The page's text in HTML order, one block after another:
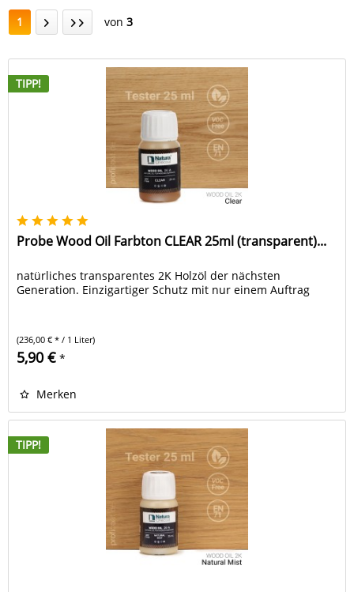
1 von 3
TIPP!
Probe Wood Oil Farbton CLEAR 25ml (transparent)...
natürliches transparentes 2K Holzöl der nächsten
Generation. Einzigartiger Schutz mit nur einem Auftrag
(236,00 € * / 1 Liter)
5,90 € *
Merken
TIPP!